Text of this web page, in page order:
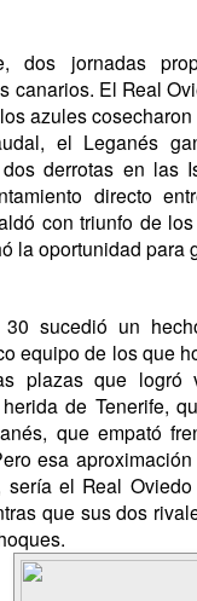
dos jornadas
canarios. El Real
azules
el Leganés
derrotas en las
directo
con triunfo de
la oportunidad para
sucedió un
equipo de los que
plazas que logró
de Tenerife,
que empató
esa
el Real
que sus dos